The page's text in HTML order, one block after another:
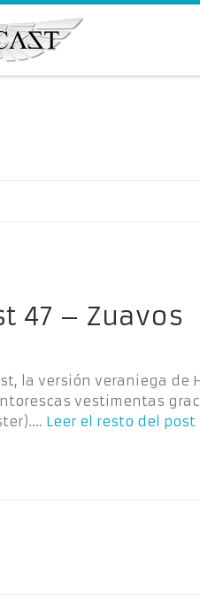
47 – Zuavos
la versión veraniega de
vestimentas
Leer el resto del post